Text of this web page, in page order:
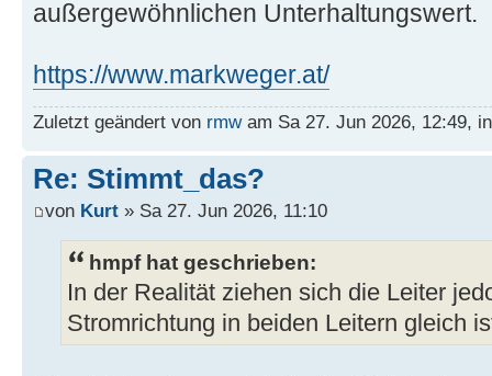
außergewöhnlichen Unterhaltungswert.
https://www.markweger.at/
Zuletzt geändert von rmwam Sa 27. Jun 2026, 12:49,
Re: Stimmt_das?
von Kurt » Sa 27. Jun 2026, 11:10
hmpf hat geschrieben:
In der Realität ziehen sich die Leiter
Stromrichtung in beiden Leitern gleich